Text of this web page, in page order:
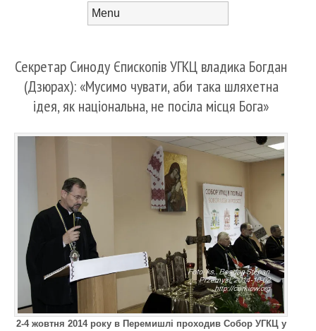
Секретар Синоду Єпископів УГКЦ владика Богдан
(Дзюрах): «Мусимо чувати, аби така шляхетна
ідея, як національна, не посіла місця Бога»
2-4 жовтня 2014 року в Перемишлі проходив Собор УГКЦ у